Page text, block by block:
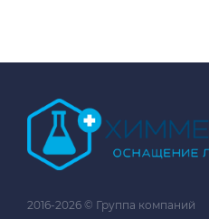
2016-2026 © Группа компаний